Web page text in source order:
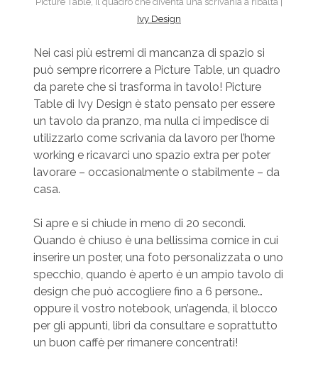
Ivy Design
Nei casi più estremi di mancanza di spazio si
può sempre ricorrere a Picture Table, un quadro
da parete che si trasforma in tavolo! Picture
Table di Ivy Design è stato pensato per essere
un tavolo da pranzo, ma nulla ci impedisce di
utilizzarlo come scrivania da lavoro per l’home
working e ricavarci uno spazio extra per poter
lavorare – occasionalmente o stabilmente – da
casa.
Si apre e si chiude in meno di 20 secondi.
Quando è chiuso è una bellissima cornice in cui
inserire un poster, una foto personalizzata o uno
specchio, quando è aperto è un ampio tavolo di
design che può accogliere fino a 6 persone…
oppure il vostro notebook, un’agenda, il blocco
per gli appunti, libri da consultare e soprattutto
un buon caffè per rimanere concentrati!